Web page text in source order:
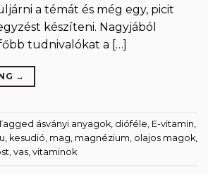
a témát és még egy, picit
készíteni. Nagyjából
tudnivalókat a […]
→
ásványi anyagok, dióféle, E-vitamin,
, kesudió, mag, magnézium, olajos magok,
, vas, vitaminok